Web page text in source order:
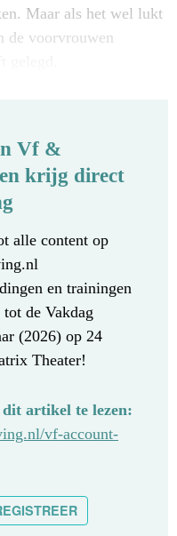
Maar als het wel lukt
de voorvrouwen
Vf &
krijg direct
alle content op
en trainingen
de Vakdag
(2026) op 24
Theater!
dit artikel te lezen:
vf-account-